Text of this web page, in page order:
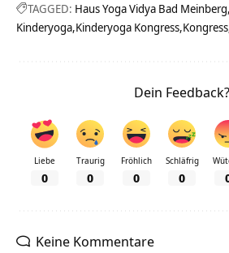
TAGGED: Haus Yoga Vidya Bad Meinberg
Kinderyoga Kinderyoga Kongress Kongress
Dein Feedback?
Liebe
0
Traurig
0
Fröhlich
0
Schläfrig
0
Keine Kommentare